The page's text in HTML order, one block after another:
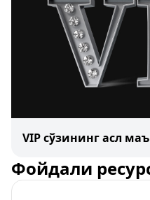
VIP сўзининг асл
Фойдали